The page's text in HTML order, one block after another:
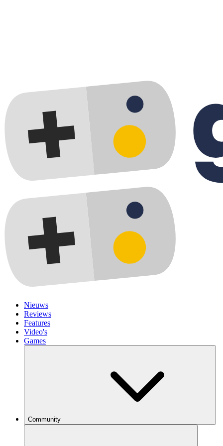
Nieuws
Reviews
Features
Video's
Games
Community